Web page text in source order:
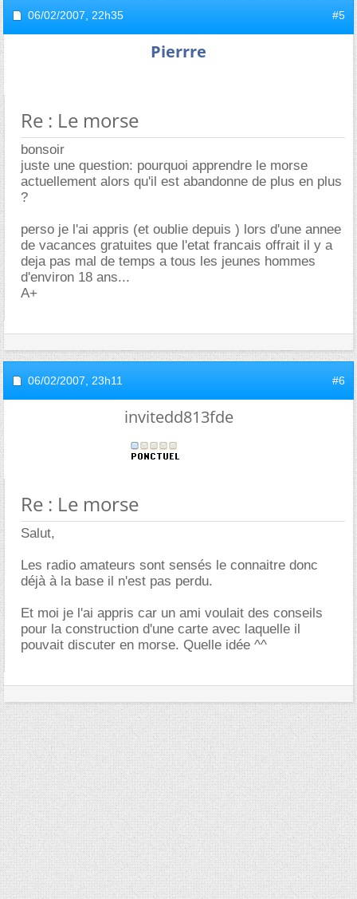
06/02/2007, 22h35 #5
Pierrre
Re : Le morse
bonsoir
juste une question: pourquoi apprendre le morse
actuellement alors qu'il est abandonne de plus en plus
?
perso je l'ai appris (et oublie depuis ) lors d'une annee
de vacances gratuites que l'etat francais offrait il y a
deja pas mal de temps a tous les jeunes hommes
d'environ 18 ans...
A+
06/02/2007, 23h11 #6
invitedd813fde
Re : Le morse
Salut,
Les radio amateurs sont sensés le connaitre donc
déjà à la base il n'est pas perdu.
Et moi je l'ai appris car un ami voulait des conseils
pour la construction d'une carte avec laquelle il
pouvait discuter en morse. Quelle idée ^^